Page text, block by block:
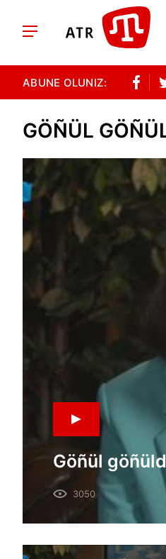
ABUNE OLUNIZ:
GÖÑÜL
Göñül
3050